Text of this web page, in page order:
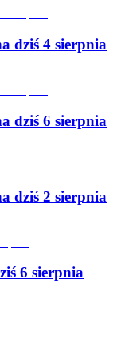
dziś 4 sierpnia
dziś 6 sierpnia
dziś 2 sierpnia
6 sierpnia